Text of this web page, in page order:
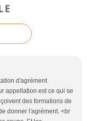
d'agrément
appellation est ce qui se
des formations de
donner l'agrément. <br